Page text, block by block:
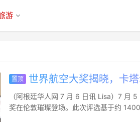
游
置顶 世界航空大奖揭晓，卡
（阿根廷华人网 7 月 6 日讯 Lisa）7 月
奖在伦敦璀璨登场。此次评选基于约